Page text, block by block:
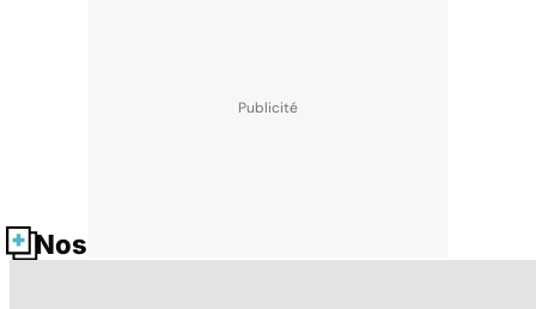
Nos fiches santé